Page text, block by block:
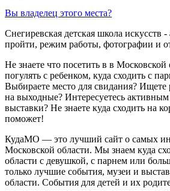
Вы владелец этого места?
Снегиревская детская школа искусств
пройти, режим работы, фотографии и
Не знаете что посетить в в
погулять с ребенком, куда сходить с
Выбираете место для свидания? Ищете
на выходные? Интересуетесь
выставки? Не знаете куда сходить на
поможет!
КудаМО — это лучший сайт о самых
Московской области. Мы знаем куда
области с девушкой, с парнем или
только лучшие события, музеи и
области. События для детей и их